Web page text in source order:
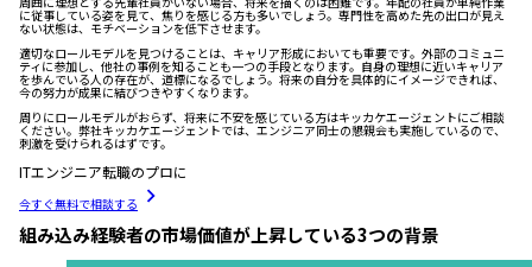
に従事している姿を見て、焦りを感じる方も多いでしょう。専門性を高めた先の出口が見え
ない状態は、モチベーションを低下させます。
適切なロールモデルを見つけることは、キャリア形成においても重要です。外部のコミュニ
ティに参加し、他社の事例を知ることも一つの手段となります。自身の理想に近いキャリア
を歩んでいる人の存在が、道標になるでしょう。将来の自分を具体的にイメージできれば、
今の努力が成果に結びつきやすくなります。
周りにロールモデルがおらず、将来に不安を感じている方はキッカケエージェントにご相談
ください。弊社キッカケエージェントでは、エンジニア同士の懇親会も実施しているので、
刺激を受けられるはずです。
ITエンジニア転職のプロに
今すぐ無料で相談する
組み込み経験者の市場価値が上昇している3つの背景